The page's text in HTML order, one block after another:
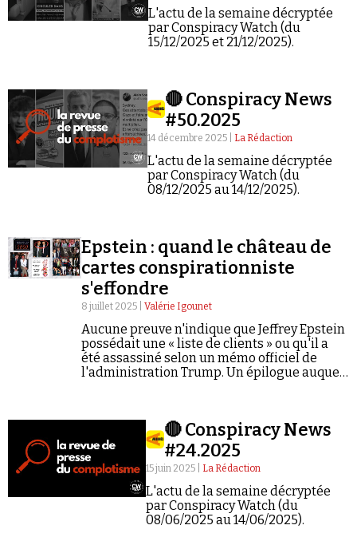
Se connecter
L'actu de la semaine décryptée
par Conspiracy Watch (du
15/12/2025 et 21/12/2025).
🔴 Conspiracy News
#50.2025
14 décembre 2025 | La Rédaction
L'actu de la semaine décryptée
par Conspiracy Watch (du
08/12/2025 au 14/12/2025).
Epstein : quand le château de
cartes conspirationniste
s'effondre
8 juillet 2025 |Valérie Igounet
Aucune preuve n'indique que Jeffrey Epstein
possédait une « liste de clients » ou qu'il a
été assassiné selon un mémo officiel de
l'administration Trump. Un épilogue auquel
🔴 Conspiracy News
#24.2025
15 juin 2025 | La Rédaction
L'actu de la semaine décryptée
par Conspiracy Watch (du
08/06/2025 au 14/06/2025).